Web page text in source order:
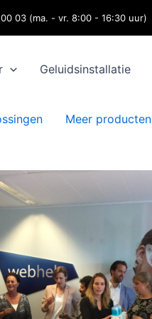
03 (ma. - vr. 8:00 - 16:30 uur)
Geluidsinstallatie
Meer producten